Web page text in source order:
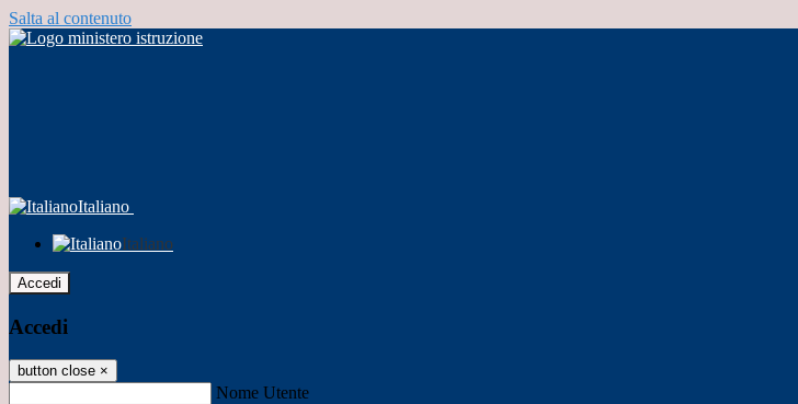
Salta al contenuto
Italiano
Italiano
Accedi
Accedi
button close ×
Nome Utente